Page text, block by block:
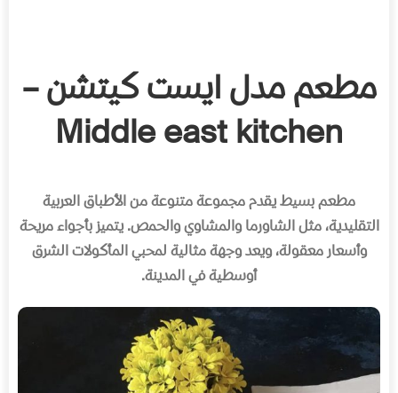
مطعم مدل ايست كيتشن –
Middle east kitchen
مطعم بسيط يقدم مجموعة متنوعة من الأطباق العربية
التقليدية، مثل الشاورما والمشاوي والحمص.يتميز بأجواء مريحة
وأسعار معقولة، ويعد وجهة مثالية لمحبي المأكولات الشرق
أوسطية في المدينة.